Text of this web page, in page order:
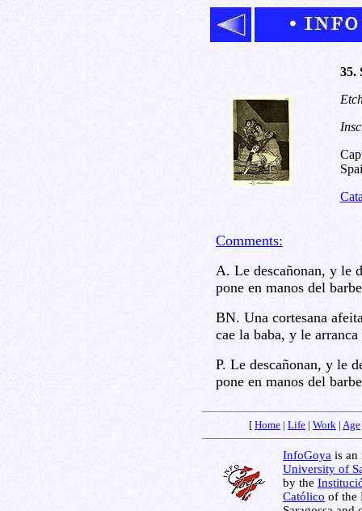
35.
Comments:
A. Le descañonan, y le
pone en manos del
BN. Una cortesana
cae la baba, y le
P. Le descañonan, y le
pone en manos del
[ Home | Life | Work | Age
InfoGoya is an
University of
by the
Católico of the